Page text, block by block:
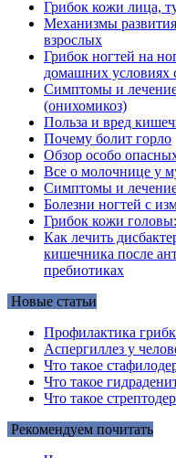
Грибок кожи лица,
Механизмы
взрослых
Грибок ногтей на
домашних условиях
Симптомы и
(онихомикоз)
Польза и вред
Почему болит горло
Обзор особо
Все о молочнице у
Симптомы и
Болезни ногтей с
Грибок кожи
Как лечить
кишечника после
пребиотиках
Новые статьи
Профилактика
Аспергиллез у
Что такое
Что такое
Что такое
Рекомендуем почитать